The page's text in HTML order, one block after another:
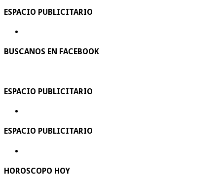
ESPACIO PUBLICITARIO
BUSCANOS EN FACEBOOK
ESPACIO PUBLICITARIO
ESPACIO PUBLICITARIO
HOROSCOPO HOY